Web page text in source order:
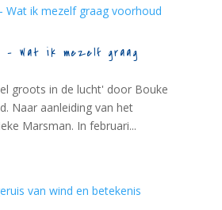
– Wat ik mezelf graag
groots in de lucht' door Bouke
Naar aanleiding van het
Marsman. In februari...